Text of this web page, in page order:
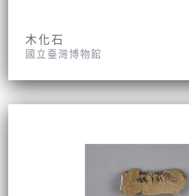
木化石
國立臺灣博物館